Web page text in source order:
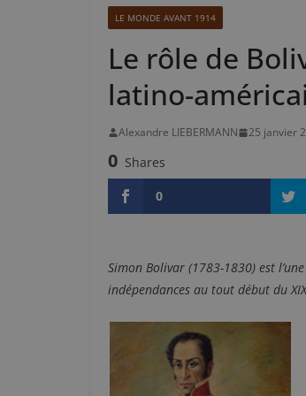
LE MONDE AVANT 1914
Le rôle de
latino-
Alexandre LIEBERMANN 25 janvier
0 Shares
0
Simon Bolivar (1783-1830) est
indépendances au tout début du